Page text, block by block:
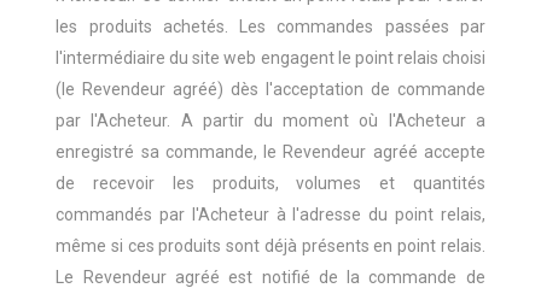
les produits achetés. Les commandes passées par
l'intermédiaire du site web engagent le point relais choisi
(le Revendeur agréé) dès l'acceptation de commande
par l'Acheteur. A partir du moment où l'Acheteur a
enregistré sa commande, le Revendeur agréé accepte
de recevoir les produits, volumes et quantités
commandés par l'Acheteur à l'adresse du point relais,
même si ces produits sont déjà présents en point relais.
Le Revendeur agréé est notifié de la commande de